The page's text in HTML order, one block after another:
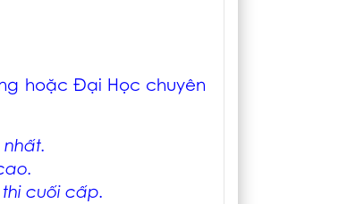
hoặc Đại Học chuyên
nhất.
cuối cấp.